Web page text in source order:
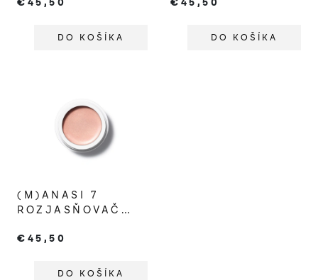
CELESTIAL
€45,50
DO KOŠÍKA
SUNRISE
€45,50
DO KOŠÍKA
(M)ANASI 7
ROZJASŇOVAČ
DELIRIO
€45,50
DO KOŠÍKA